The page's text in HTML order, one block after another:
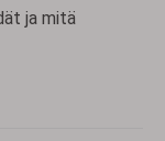
ja mitä